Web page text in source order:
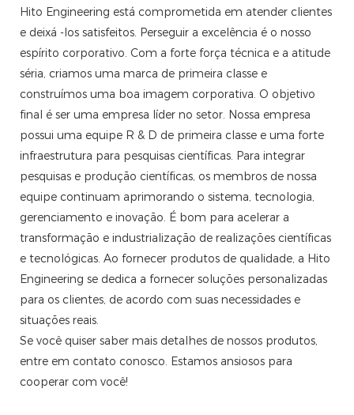
Hito Engineering está comprometida em atender clientes
e deixá -los satisfeitos. Perseguir a excelência é o nosso
espírito corporativo. Com a forte força técnica e a atitude
séria, criamos uma marca de primeira classe e
construímos uma boa imagem corporativa. O objetivo
final é ser uma empresa líder no setor. Nossa empresa
possui uma equipe R & D de primeira classe e uma forte
infraestrutura para pesquisas científicas. Para integrar
pesquisas e produção científicas, os membros de nossa
equipe continuam aprimorando o sistema, tecnologia,
gerenciamento e inovação. É bom para acelerar a
transformação e industrialização de realizações científicas
e tecnológicas. Ao fornecer produtos de qualidade, a Hito
Engineering se dedica a fornecer soluções personalizadas
para os clientes, de acordo com suas necessidades e
situações reais.
Se você quiser saber mais detalhes de nossos produtos,
entre em contato conosco. Estamos ansiosos para
cooperar com você!